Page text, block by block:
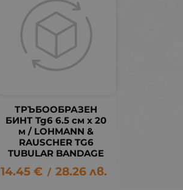
ТРЪБООБРАЗЕН
БИНТ Tg6 6.5 см х 20
м / LOHMANN &
RAUSCHER TG6
TUBULAR BANDAGE
14.45 € / 28.26 лв.